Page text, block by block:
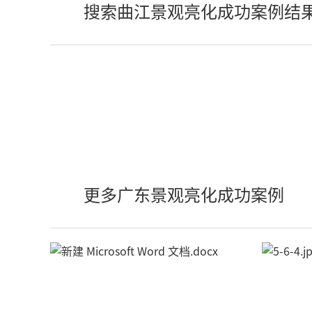
搜索曲江景观亮化成功案例结
更多广东景观亮化成功案例